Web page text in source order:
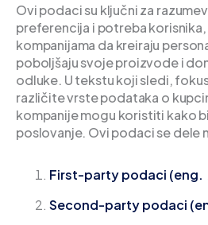
Ovi podaci su ključni za
preferencija i potreba
kompanijama da kreiraju
poboljšaju svoje proizvode i
odluke. U tekstu koji sledi,
različite vrste podataka o
kompanije mogu koristiti kako
poslovanje. Ovi podaci se dele
First-party podaci (eng.
Second-party podaci